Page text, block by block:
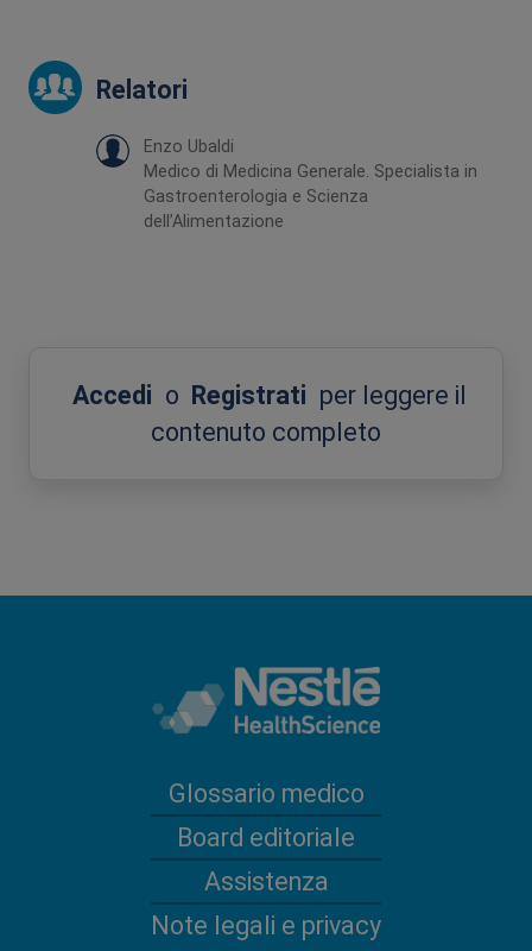
Relatori
Enzo Ubaldi
Medico di Medicina Generale. Specialista in
Gastroenterologia e Scienza
dell’Alimentazione
Accedi o Registrati per leggere il
contenuto completo
Glossario medico
Board editoriale
Assistenza
Note legali e privacy